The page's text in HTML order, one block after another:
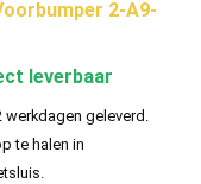
2-A9-
leverbaar
werkdagen geleverd.
te halen in